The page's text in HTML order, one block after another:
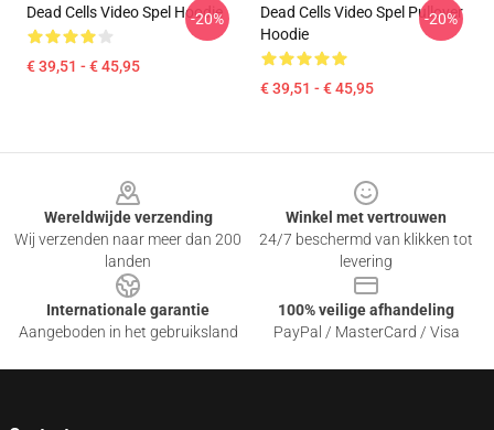
Dead Cells Video Spel Hoodie
€ 39,51 - € 45,95
-20%
Dead Cells Video Spel Pullover
Hoodie
€ 39,51 - € 45,95
-20%
Wereldwijde verzending
Wij verzenden naar meer dan 200
landen
Winkel met vertrouwen
24/7 beschermd van klikken tot
levering
Internationale garantie
Aangeboden in het gebruiksland
100% veilige afhandeling
PayPal / MasterCard / Visa